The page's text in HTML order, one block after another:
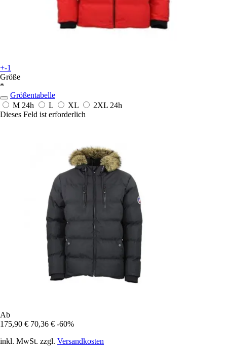
+-1
Größe
*
Größentabelle
M 24h L XL 2XL 24h
Dieses Feld ist erforderlich
Ab
175,90 € 70,36 € -60%
inkl. MwSt. zzgl. Versandkosten